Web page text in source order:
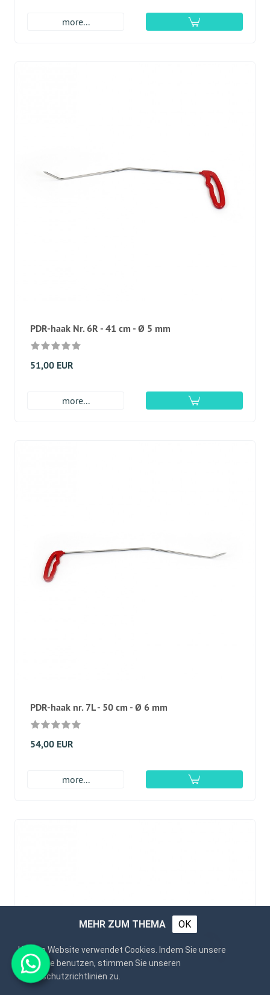
more...
PDR-haak Nr. 6R - 41 cm - Ø 5 mm
51,00 EUR
more...
PDR-haak nr. 7L - 50 cm - Ø 6 mm
54,00 EUR
more...
MEHR ZUM THEMA OK
Unsere Website verwendet Cookies. Indem Sie unsere
Webseite benutzen, stimmen Sie unseren
Datenschutzrichtlinien zu.